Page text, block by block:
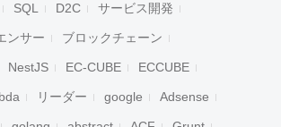
SQL D2C サービス開発
ンサー ブロックチェーン
NestJS EC-CUBE ECCUBE
リーダー google Adsense